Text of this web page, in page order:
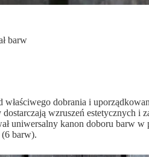
barw
dobrania i
wzruszeń estetycznych i
uniwersalny kanon doboru barw w
barw).